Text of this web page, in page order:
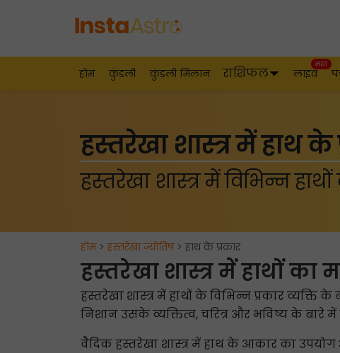
होम कुंडली कुंडली मिलान राशिफल लाइव
नया
हस्तरेखा शास्त्र में हाथ के
हस्तरेखा शास्त्र में विभिन्न
होम>हस्तरेखा ज्योतिष> हाथ के प्रकार
हस्तरेखा शास्त्र में हाथों का
हस्तरेखा शास्त्र में हाथों के विभिन्न प्रकार
निशान उसके व्यक्तित्व, चरित्र और भविष्य के बारे
वैदिक हस्तरेखा शास्त्र में हाथ के आकार का उपयोग